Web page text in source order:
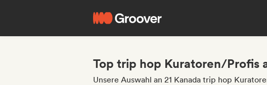
Top trip hop Kuratoren/Profis
Unsere Auswahl an 21 Kanada trip hop